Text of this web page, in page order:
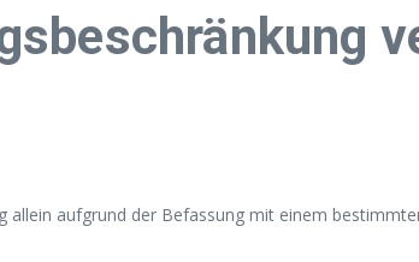
aufgrund der Befassung mit einem